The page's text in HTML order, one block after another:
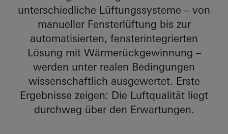
unterschiedliche Lüftungssysteme – von
manueller Fensterlüftung bis zur
automatisierten, fensterintegrierten
Lösung mit Wärmerückgewinnung –
werden unter realen Bedingungen
wissenschaftlich ausgewertet. Erste
Ergebnisse zeigen: Die Luftqualität liegt
durchweg über den Erwartungen.